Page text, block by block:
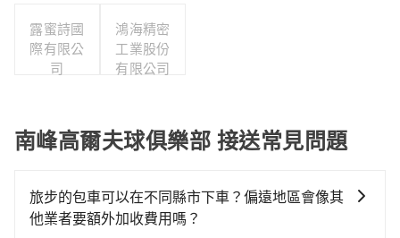
露蜜詩國
際有限公
司
鴻海精密
工業股份
有限公司
南峰高爾夫球俱樂部 接送常見問題
旅步的包車可以在不同縣市下車？偏遠地區會像其
他業者要額外加收費用嗎？